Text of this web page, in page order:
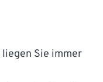
Sie immer